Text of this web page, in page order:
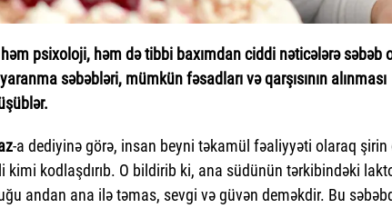
psixoloji, həm də tibbi baxımdan ciddi nəticələrə səbəb
səbəbləri, mümkün fəsadları və qarşısının alınması
-a dediyinə görə, insan beyni təkamül fəaliyyəti olaraq şirin
kimi kodlaşdırıb. O bildirib ki, ana südünün tərkibindəki
andan ana ilə təmas, sevgi və güvən deməkdir. Bu